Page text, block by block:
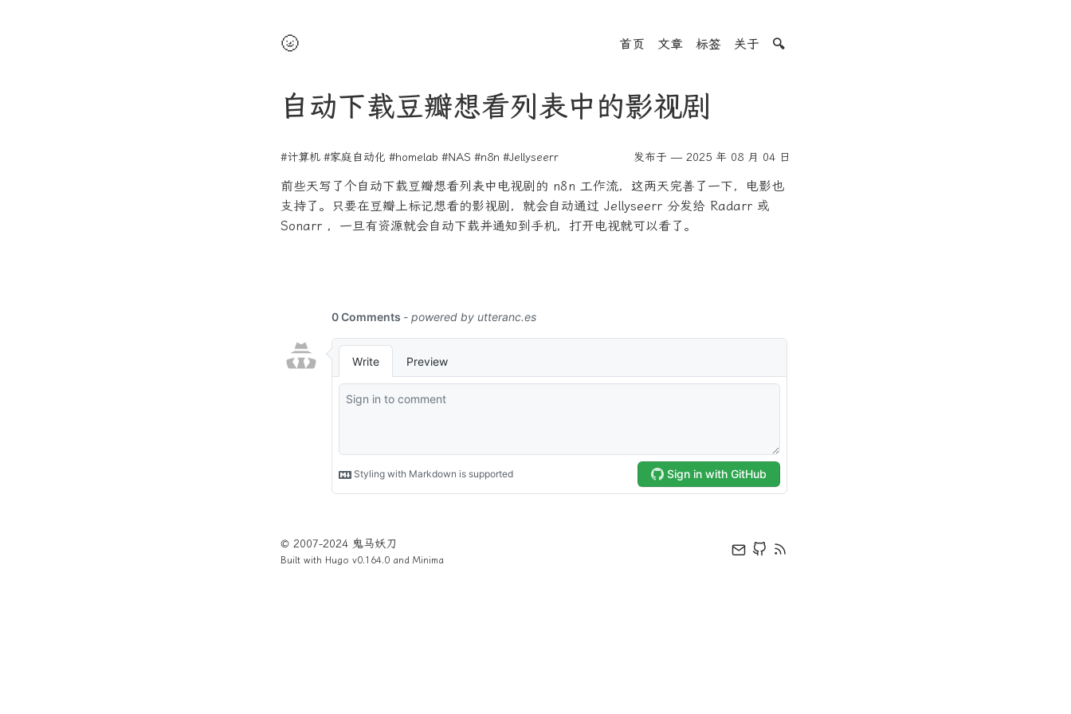
🌝 首页 文章 标签 关于 🔍
自动下载豆瓣想看列表中的影视剧
#计算机 #家庭自动化 #homelab #NAS #n8n #Jellyseerr 发布于 — 2025 年 08 月 04 日
前些天写了个自动下载豆瓣想看列表中电视剧的 n8n 工作流，这两天完善了一下，电影也
支持了。只要在豆瓣上标记想看的影视剧，就会自动通过 Jellyseerr 分发给 Radarr 或
Sonarr ，一旦有资源就会自动下载并通知到手机，打开电视就可以看了。
© 2007-2024 鬼马妖刀
Built with Hugo v0.164.0 and Minima